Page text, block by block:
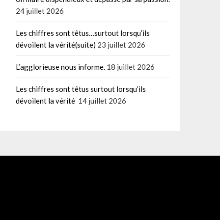
24 juillet 2026
Les chiffres sont têtus…surtout lorsqu’ils
dévoilent la vérité(suite) 23 juillet 2026
L’agglorieuse nous informe. 18 juillet 2026
Les chiffres sont têtus surtout lorsqu’ils
dévoilent la vérité 14 juillet 2026